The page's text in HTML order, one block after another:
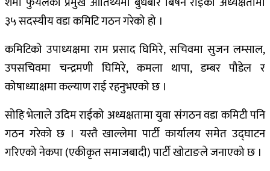
३५ सदस्यीय वडा कमिटि गठन गरेको हो ।
कमिटिको उपाध्यक्षमा राम प्रसाद घिमिरे, सचिवमा सुजन लम्साल,
उपसचिवमा चन्द्रमणी घिमिरे, कमला थापा, डम्बर पौडेल र
कोषाध्याक्षमा कल्याण राई रहनुभएको छ ।
सोहि भेलाले उदिम राईको अध्यक्षतामा युवा संगठन वडा कमिटी पनि
गठन गरेको छ । यस्तै खाल्लेमा पार्टी कार्यालय समेत उद्घाटन
गरिएको नेकपा (एकीकृत समाजबादी) पार्टी खोटाङले जनाएको छ ।